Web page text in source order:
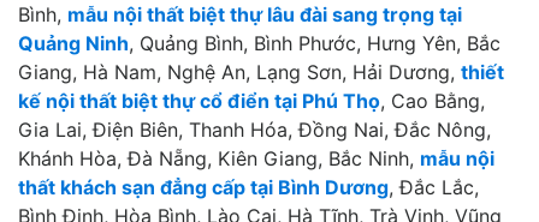
Bình, mẫu nội thất biệt thự lâu đài sang trọng tại
Quảng Ninh, Quảng Bình, Bình Phước, Hưng Yên, Bắc
Giang, Hà Nam, Nghệ An, Lạng Sơn, Hải Dương, thiết
kế nội thất biệt thự cổ điển tại Phú Thọ, Cao Bằng,
Gia Lai, Điện Biên, Thanh Hóa, Đồng Nai, Đắc Nông,
Khánh Hòa, Đà Nẵng, Kiên Giang, Bắc Ninh, mẫu nội
thất khách sạn đẳng cấp tại Bình Dương, Đắc Lắc,
Bình Định, Hòa Bình, Lào Cai, Hà Tĩnh, Trà Vinh, Vũng